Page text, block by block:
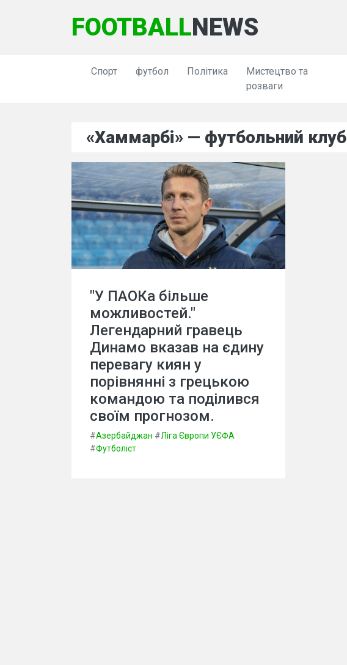
FOOTBALLNEWS
Спорт футбол Політика
Мистецтво та
розваги
«Хаммарбі» — футбольний клуб
"У ПАОКа більше
можливостей."
Легендарний гравець
Динамо вказав на єдину
перевагу киян у
порівнянні з грецькою
командою та поділився
своїм прогнозом.
#Азербайджан #Ліга Європи УЄФА
#Футболіст